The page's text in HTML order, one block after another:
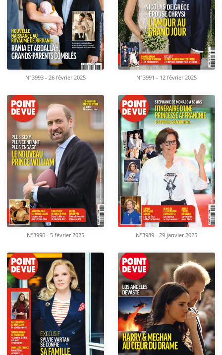
N°3993 - 26 février 2025 N°3991 - 12 février 2025
N°3990 - 5 février 2025 N°3989 - 29 janvier 2025